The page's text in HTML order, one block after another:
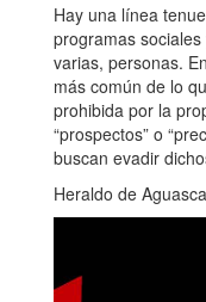
Hay una línea
programas
varias, personas.
más común de lo
prohibida por la
“prospectos” o
buscan evadir
Heraldo de